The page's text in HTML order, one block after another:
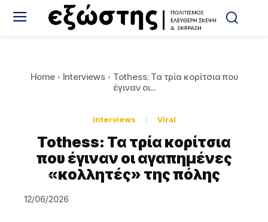
Home Interviews
Tothess: Τα τρία κορίτσια που
έγιναν οι...
Interviews Viral
Tothess: Τα τρία κορίτσια
που έγιναν οι αγαπημένες
«κολλητές» της πόλης
12/06/2026